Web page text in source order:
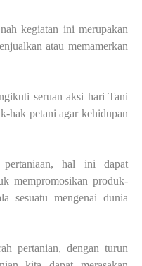
kegiatan ini merupakan
atau memamerkan
seruan aksi hari Tani
hak petani agar kehidupan
pertaniaan, hal ini dapat
mempromosikan produk-
sesuatu mengenai dunia
pertanian, dengan turun